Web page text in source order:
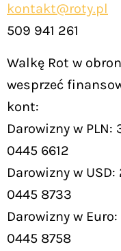
kontakt@roty.pl
509 941 261
Walkę Rot w
wesprzeć
kont:
Darowizny w
0445 6612
Darowizny w
0445 8733
Darowizny w
0445 8758